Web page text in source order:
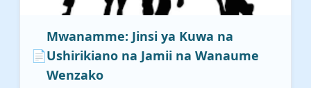
📄
Mwanamme: Jinsi ya Kuwa na
Ushirikiano na Jamii na Wanaume
Wenzako